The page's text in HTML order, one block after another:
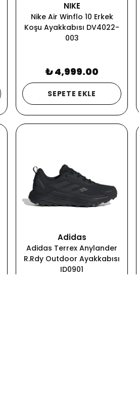
NIKE
Nike Air Winflo 10 Erkek
Koşu Ayakkabısı DV4022-
003
₺ 4,999.00
SEPETE EKLE
Adidas
Adidas Terrex Anylander
R.Rdy Outdoor Ayakkabısı
ID0901